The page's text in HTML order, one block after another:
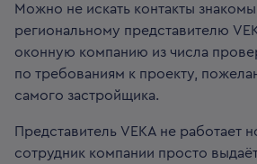
Можно не искать контакты
региональному представителю
оконную компанию из числа
по требованиям к проекту,
самого застройщика.
Представитель VEKA не работает
сотрудник компании просто